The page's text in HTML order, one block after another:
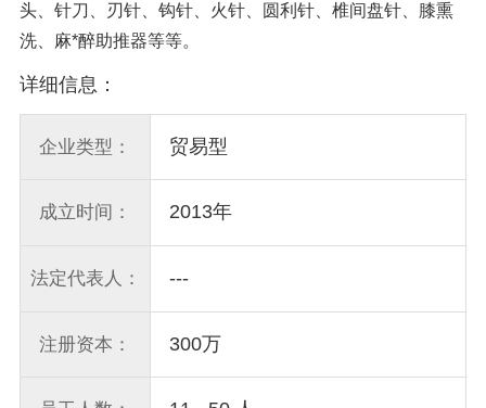
头、针刀、刃针、钩针、火针、圆利针、椎间盘针、膝熏
洗、麻*醉助推器等等。
详细信息：
企业类型： 贸易型
成立时间： 2013年
法定代表人： ---
注册资本： 300万